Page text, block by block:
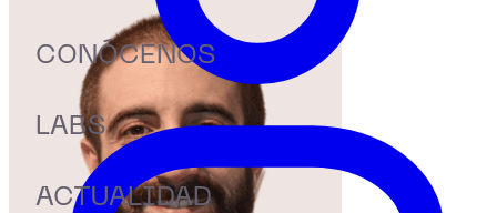
CONÓCENOS
LABS
ACTUALIDAD